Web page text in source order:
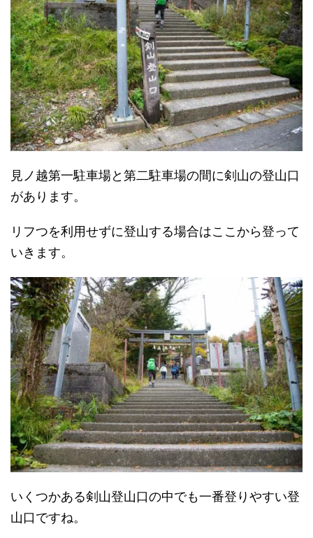
見ノ越第一駐車場と第二駐車場の間に剣山の登山口
があります。
リフつを利用せずに登山する場合はここから登って
いきます。
いくつかある剣山登山口の中でも一番登りやすい登
山口ですね。